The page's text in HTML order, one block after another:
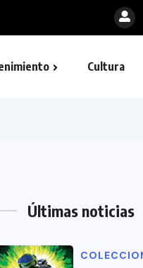
Cultura
Últimas noticias